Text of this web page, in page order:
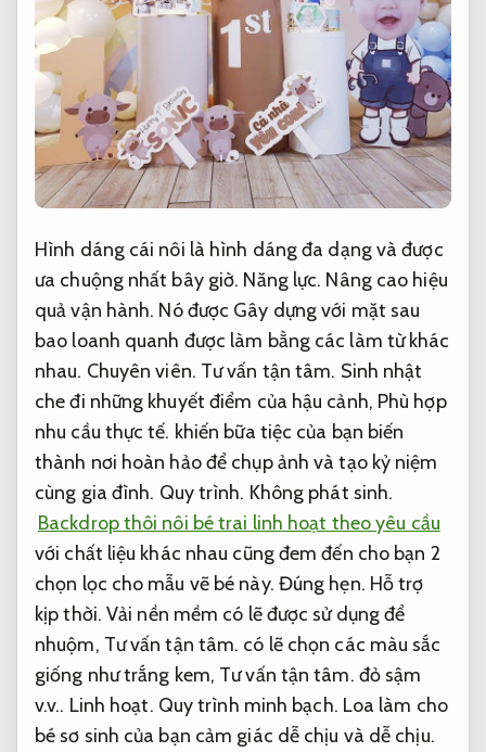
Hình dáng cái nôi là hình dáng đa dạng và được
ưa chuộng nhất bây giờ. Năng lực. Nâng cao hiệu
quả vận hành. Nó được Gây dựng với mặt sau
bao loanh quanh được làm bằng các làm từ khác
nhau. Chuyên viên. Tư vấn tận tâm. Sinh nhật
che đi những khuyết điểm của hậu cảnh, Phù hợp
nhu cầu thực tế. khiến bữa tiệc của bạn biến
thành nơi hoàn hảo để chụp ảnh và tạo kỷ niệm
cùng gia đình. Quy trình. Không phát sinh.
Backdrop thôi nôi bé trai linh hoạt theo yêu cầu
với chất liệu khác nhau cũng đem đến cho bạn 2
chọn lọc cho mẫu vẽ bé này. Đúng hẹn. Hỗ trợ
kịp thời. Vải nền mềm có lẽ được sử dụng để
nhuộm, Tư vấn tận tâm. có lẽ chọn các màu sắc
giống như trắng kem, Tư vấn tận tâm. đỏ sậm
v.v.. Linh hoạt. Quy trình minh bạch. Loa làm cho
bé sơ sinh của bạn cảm giác dễ chịu và dễ chịu.